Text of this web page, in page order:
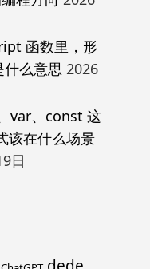
函数里，形
么意思 2026
var、const 这
该在什么场景
日